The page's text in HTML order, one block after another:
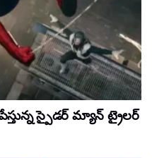
స్పైడర్ మ్యాన్ ట్రైలర్